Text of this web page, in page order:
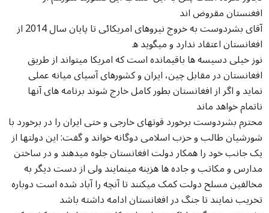
افغنستان مقروض اند
آقای بشردوست به خروج نیروهای امریکائی تا پایان سال 2014 از
افغانستان اعتقاد ندارد و میگوید ه
نوز خیلی دسیسه ها باقیمانده است که امریکا میتواند از طریق
افغانستان در مقابل چین، ایران و کشورهای آسیای میانه عملی
نماید و اگر از افغانستان بطور کامل خارج شوند برنامه های آنها
ناتمام خواهد ماند
محترم بشردوست برخورد قوتهای خارجی و حتی ایران را در برخورد با
شورشیان طالب و حزب اسلامی دوگانه خواند و گفت: این دولتها از
یک جانب خود را همکار دولت افغانستان جلوه میدهند و در ساختن
مدارس و مکاتب و جاده ها هزینه مینمایند ولی از دست دیگر به
مخالفین مسلح دولت کمک میکنند تا آنچه را آباد شده است دوباره
تخریب نمایند تا جنگ در افغانستان ادامه داشته باشد